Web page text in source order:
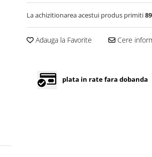
La achizitionarea acestui produs primiti89
Adauga la Favorite Cere
plata in rate fara dobanda